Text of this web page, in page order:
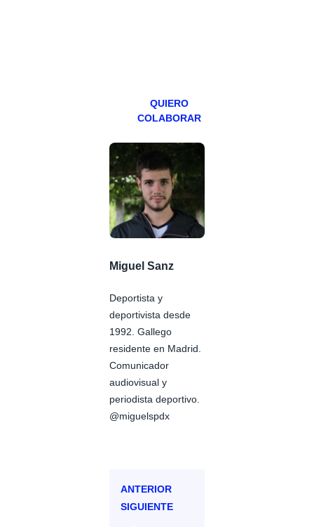
QUIERO
COLABORAR
Miguel Sanz
Deportista y
deportivista desde
1992. Gallego
residente en Madrid.
Comunicador
audiovisual y
periodista deportivo.
@miguelspdx
ANTERIOR
SIGUIENTE